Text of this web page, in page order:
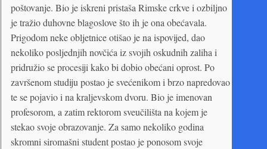
poštovanje. Bio je iskreni pristaša Rimske crkve i ozbiljno
je tražio duhovne blagoslove što ih je ona obećavala.
Prigodom neke obljetnice otišao je na ispovijed, dao
nekoliko posljednjih novčića iz svojih oskudnih zaliha i
pridružio se procesiji kako bi dobio obećani oprost. Po
završenom studiju postao je svećenikom i brzo napredovao
te se pojavio i na kraljevskom dvoru. Bio je imenovan
profesorom, a zatim rektorom sveučilišta na kojem je
stekao svoje obrazovanje. Za samo nekoliko godina
skromni siromašni student postao je ponosom svoje